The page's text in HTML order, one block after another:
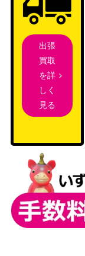
栄光のドミヌス、
k, Glory Dominus
[ONE-BF] 《日》
[Foil]ファイレク
hyrexia [BRO] 《日
ウルザの後継、
Urza【DOM】
ラフィーンの塔 /
ダーレス [SNC-
出張
買取
を詳
しく
見る